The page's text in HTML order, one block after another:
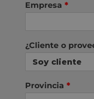
Empresa *
¿Cliente o
Provincia *